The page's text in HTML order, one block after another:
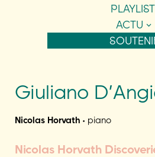
PLAYLIST
ACTU
Giuliano
Nicolas Horvath • piano
Nicolas Horvath